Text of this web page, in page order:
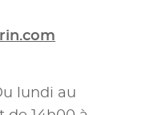
au